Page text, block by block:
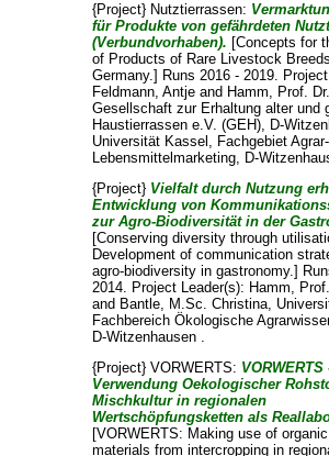
{Project} Nutztierrassen:
für Produkte von gefährdeten
(Verbundvorhaben). [Concepts for
of Products of Rare Livestock
Germany.] Runs 2016 - 2019.
Feldmann, Antjeand Hamm, Prof.
Gesellschaft zur Erhaltung alter und
Haustierrassen e.V. (GEH), D-
Universität Kassel, Fachgebiet
Lebensmittelmarketing, D-
{Project} Vielfalt durch Nutzung
Entwicklung von
zur Agro-Biodiversität in der
[Conserving diversity through
Development of communication
agro-biodiversity in gastronomy.]
2014. Project Leader(s): Hamm,
and Bantle, M.Sc. Christina,
Fachbereich Ökologische
D-Witzenhausen .
{Project} VORWERTS: VORWERTS
Verwendung Oekologischer
Mischkultur in regionalen
Wertschöpfungsketten als
[VORWERTS: Making use of
materials from intercropping in